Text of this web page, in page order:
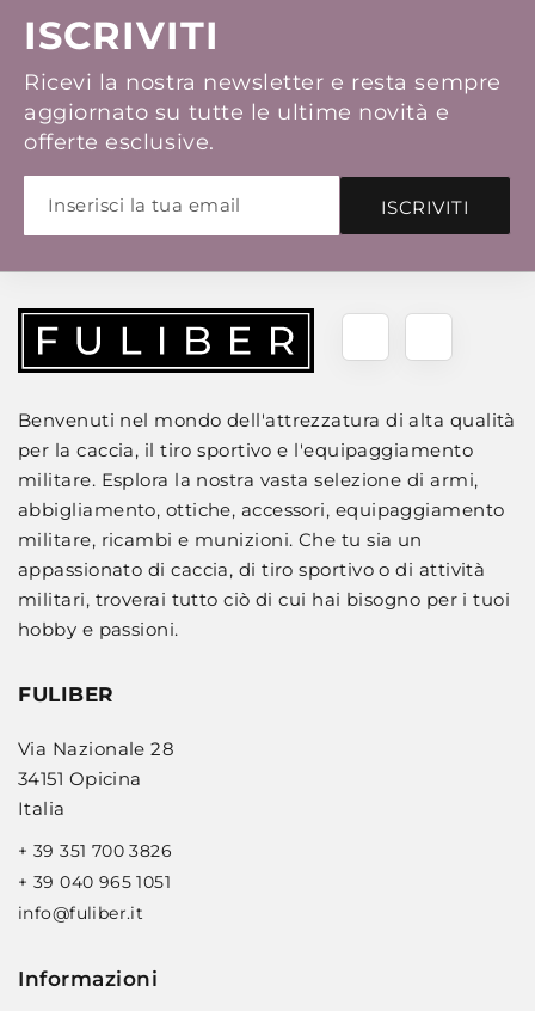
ISCRIVITI
Ricevi la nostra newsletter e resta sempre
aggiornato su tutte le ultime novità e
offerte esclusive.
ISCRIVITI
Benvenuti nel mondo dell'attrezzatura di alta qualità
per la caccia, il tiro sportivo e l'equipaggiamento
militare. Esplora la nostra vasta selezione di armi,
abbigliamento, ottiche, accessori, equipaggiamento
militare, ricambi e munizioni. Che tu sia un
appassionato di caccia, di tiro sportivo o di attività
militari, troverai tutto ciò di cui hai bisogno per i tuoi
hobby e passioni.
FULIBER
Via Nazionale 28
34151 Opicina
Italia
+ 39 351 700 3826
+ 39 040 965 1051
info@fuliber.it
Informazioni